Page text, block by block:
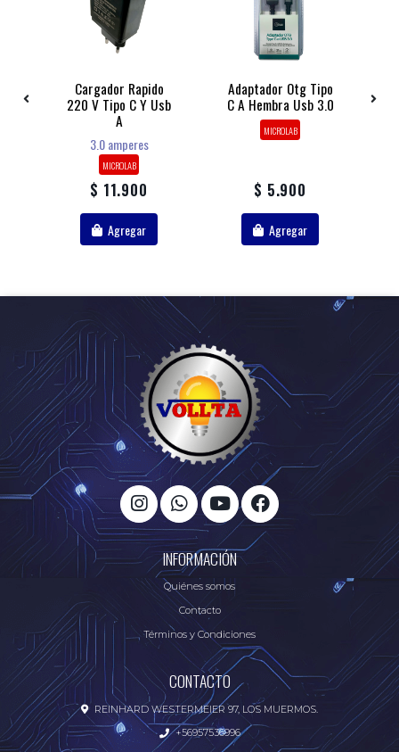
Cargador Rapido
220 V Tipo C Y Usb
A
3.0 amperes
MICROLAB
$ 11.900
Agregar
Adaptador Otg Tipo
C A Hembra Usb 3.0
MICROLAB
$ 5.900
Agregar
INFORMACIÓN
Quiénes somos
Contacto
Términos y Condiciones
CONTACTO
REINHARD WESTERMEIER 97, LOS MUERMOS.
+56957536996